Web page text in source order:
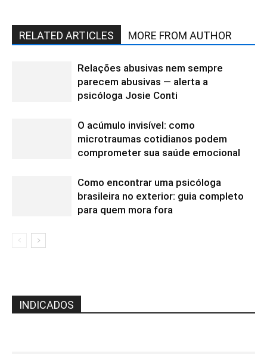
RELATED ARTICLES MORE FROM AUTHOR
Relações abusivas nem sempre
parecem abusivas — alerta a
psicóloga Josie Conti
O acúmulo invisível: como
microtraumas cotidianos podem
comprometer sua saúde emocional
Como encontrar uma psicóloga
brasileira no exterior: guia completo
para quem mora fora
INDICADOS